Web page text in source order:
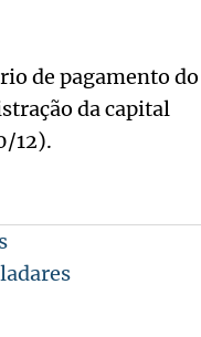
de pagamento do
da capital
12).